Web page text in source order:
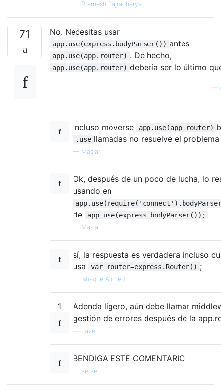
— Pramesh Bajracharya
71 No. Necesitas usar
app.use(express.bodyParser()) antes
app.use(app.router) . De hecho,
app.use(app.router) debería ser lo último
Incluso moverse app.use(app.router)
.use llamadas no resuelve el problema
— Masiar
Ok, después de un poco de lucha, lo
usando en
de app.use(express.bodyParser()); .
— Masiar
sí, la respuesta es verdadera incluso
usa
var router=express.Router() ;
— Istiaque Ahmed
1
Adenda ligero, aún debe llamar
gestión de errores después de la
nave
BENDIGA ESTE COMENTARIO
— Ke Ke